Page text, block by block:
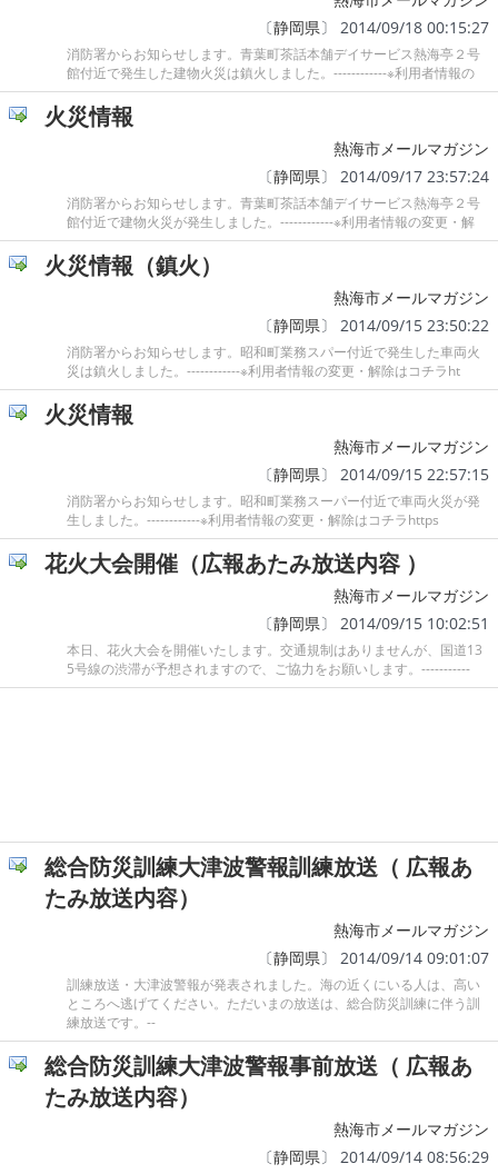
〔静岡県〕 2014/09/18 00:15:27
消防署からお知らせします。青葉町茶話本舗デイサービス熱海亭２号
館付近で発生した建物火災は鎮火しました。------------※利用者情報の
火災情報
熱海市メールマガジン
〔静岡県〕 2014/09/17 23:57:24
消防署からお知らせします。青葉町茶話本舗デイサービス熱海亭２号
館付近で建物火災が発生しました。------------※利用者情報の変更・解
火災情報（鎮火）
熱海市メールマガジン
〔静岡県〕 2014/09/15 23:50:22
消防署からお知らせします。昭和町業務スパー付近で発生した車両火
災は鎮火しました。------------※利用者情報の変更・解除はコチラht
火災情報
熱海市メールマガジン
〔静岡県〕 2014/09/15 22:57:15
消防署からお知らせします。昭和町業務スーパー付近で車両火災が発
生しました。------------※利用者情報の変更・解除はコチラhttps
花火大会開催（広報あたみ放送内容 ）
熱海市メールマガジン
〔静岡県〕 2014/09/15 10:02:51
本日、花火大会を開催いたします。交通規制はありませんが、国道13
5号線の渋滞が予想されますので、ご協力をお願いします。-----------
総合防災訓練大津波警報訓練放送（ 広報あ
たみ放送内容）
熱海市メールマガジン
〔静岡県〕 2014/09/14 09:01:07
訓練放送・大津波警報が発表されました。海の近くにいる人は、高い
ところへ逃げてください。ただいまの放送は、総合防災訓練に伴う訓
練放送です。--
総合防災訓練大津波警報事前放送（ 広報あ
たみ放送内容）
熱海市メールマガジン
〔静岡県〕 2014/09/14 08:56:29